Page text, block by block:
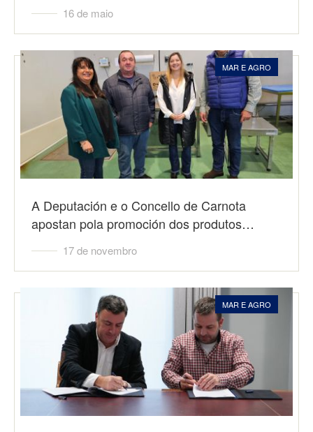
16 de maio
MAR E AGRO
A Deputación e o Concello de Carnota
apostan pola promoción dos produtos…
17 de novembro
MAR E AGRO